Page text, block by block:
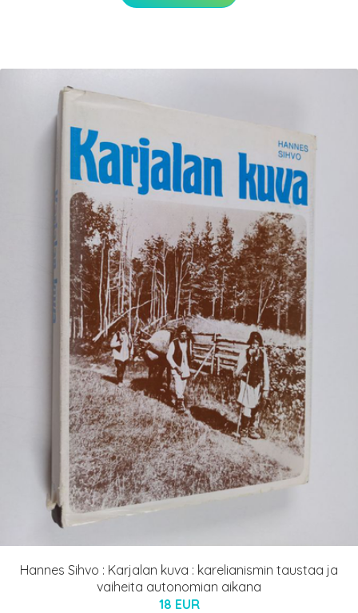
Hannes Sihvo : Karjalan kuva : karelianismin taustaa ja
vaiheita autonomian aikana
18 EUR